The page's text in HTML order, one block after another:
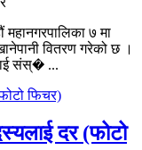
७ मा
वितरण गरेको छ ।
संस्� ...
दर (फोटो